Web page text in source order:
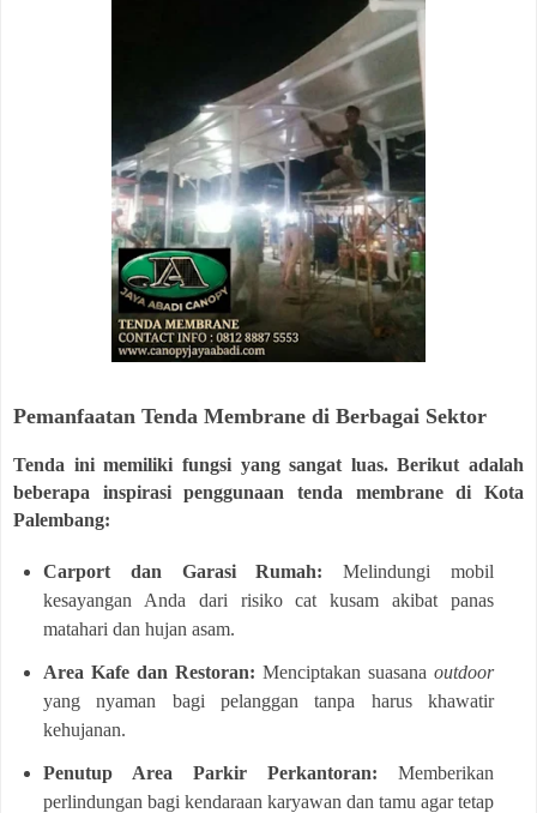
Pemanfaatan Tenda Membrane di Berbagai Sektor
Tenda ini memiliki fungsi yang sangat luas. Berikut adalah
beberapa inspirasi penggunaan tenda membrane di Kota
Palembang:
Carport dan Garasi Rumah: Melindungi mobil
kesayangan Anda dari risiko cat kusam akibat panas
matahari dan hujan asam.
Area Kafe dan Restoran: Menciptakan suasanaoutdoor
yang nyaman bagi pelanggan tanpa harus khawatir
kehujanan.
Penutup Area Parkir Perkantoran: Memberikan
perlindungan bagi kendaraan karyawan dan tamu agar tetap